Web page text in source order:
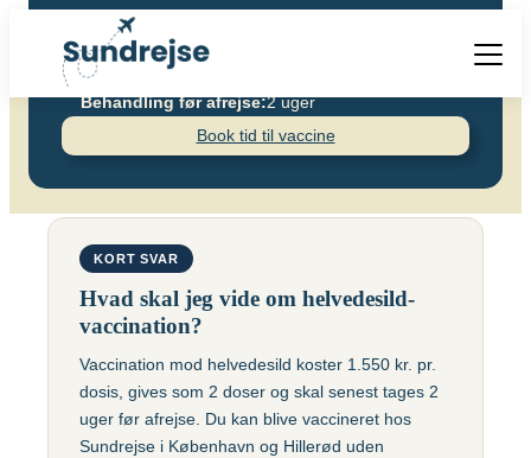
Forside
Vacciner
Vacciner
Centraleuropæisk
Hjernebetændelse
(TBE)
Chikungunyavaccine
Kolera
Destinationer
Find over 240 destinationer!
Populære destinationer
Priser
Kontakt
Book vaccination
Helvedesild (Zoster)
Pris pr. dosis:
Pris pr. dosis – Barn:
Antal doser:
Behandling før afrejse:2 uger
Book tid til vaccine
KORT SVAR
Hvad skal jeg vide om helvedesild-
vaccination?
Vaccination mod helvedesild koster 1.550 kr. pr.
dosis, gives som 2 doser og skal senest tages 2
uger før afrejse. Du kan blive vaccineret hos
Sundrejse i København og Hillerød uden